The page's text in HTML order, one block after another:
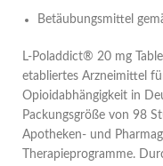
Betäubungsmittel
L-Poladdict® 20 mg
etabliertes Arzneimittel
Opioidabhängigkeit in
Packungsgröße von 98
Apotheken- und
Therapieprogramme.